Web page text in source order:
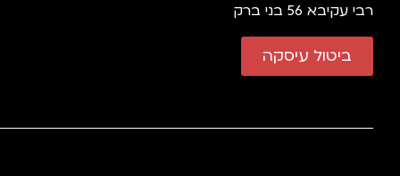
רבי עקיבא 56 בני ברק
ביטול עיסקה